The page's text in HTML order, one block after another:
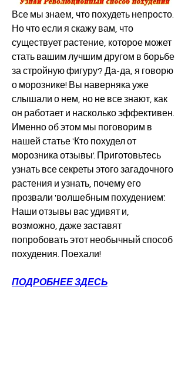
Все мы знаем, что похудеть непросто.
Но что если я скажу вам, что
существует растение, которое может
стать вашим лучшим другом в борьбе
за стройную фигуру? Да-да, я говорю
о морознике! Вы наверняка уже
слышали о нем, но не все знают, как
он работает и насколько эффективен.
Именно об этом мы поговорим в
нашей статье 'Кто похудел от
морозника отзывы'. Приготовьтесь
узнать все секреты этого загадочного
растения и узнать, почему его
прозвали 'волшебным похудением'.
Наши отзывы вас удивят и,
возможно, даже заставят
попробовать этот необычный способ
похудения. Поехали!
ПОДРОБНЕЕ ЗДЕСЬ